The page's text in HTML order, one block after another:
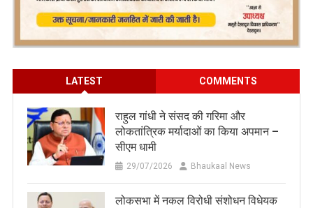
LATEST COMMENTS
राहुल गांधी ने संसद की गरिमा और
लोकतांत्रिक मर्यादाओं का किया अपमान –
सीएम धामी
29/07/2026 Bhaukaal News
लोकसभा में नकल विरोधी संशोधन विधेयक